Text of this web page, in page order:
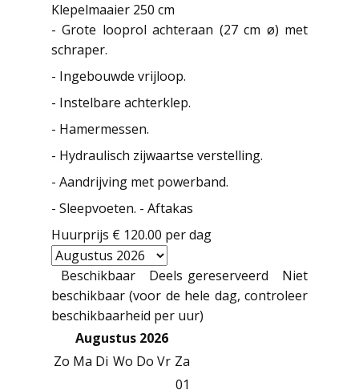
Klepelmaaier 250 cm
- Grote looprol achteraan (27 cm ø) met
schraper.
- Ingebouwde vrijloop.
- Instelbare achterklep.
- Hamermessen.
- Hydraulisch zijwaartse verstelling.
- Aandrijving met powerband.
- Sleepvoeten. - Aftakas
Huurprijs € 120.00 per dag
Beschikbaar Deels gereserveerd
Niet
beschikbaar (voor de hele dag, controleer
beschikbaarheid per uur)
Augustus 2026
Zo Ma Di Wo Do Vr Za
01